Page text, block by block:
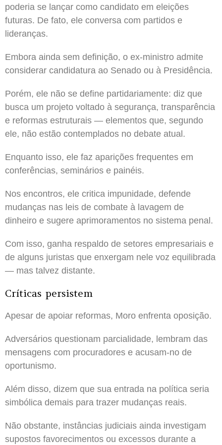
poderia se lançar como candidato em eleições
futuras. De fato, ele conversa com partidos e
lideranças.
Embora ainda sem definição, o ex-ministro admite
considerar candidatura ao Senado ou à Presidência.
Porém, ele não se define partidariamente: diz que
busca um projeto voltado à segurança, transparência
e reformas estruturais — elementos que, segundo
ele, não estão contemplados no debate atual.
Enquanto isso, ele faz aparições frequentes em
conferências, seminários e painéis.
Nos encontros, ele critica impunidade, defende
mudanças nas leis de combate à lavagem de
dinheiro e sugere aprimoramentos no sistema penal.
Com isso, ganha respaldo de setores empresariais e
de alguns juristas que enxergam nele voz equilibrada
— mas talvez distante.
Críticas persistem
Apesar de apoiar reformas, Moro enfrenta oposição.
Adversários questionam parcialidade, lembram das
mensagens com procuradores e acusam-no de
oportunismo.
Além disso, dizem que sua entrada na política seria
simbólica demais para trazer mudanças reais.
Não obstante, instâncias judiciais ainda investigam
supostos favorecimentos ou excessos durante a